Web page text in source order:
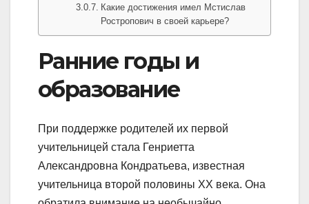
Какие достижения имел Мстислав
Ростропович в своей карьере?
Ранние годы и
образование
При поддержке родителей их первой
учительницей стала Генриетта
Александровна Кондратьева, известная
учительница второй половины XX века. Она